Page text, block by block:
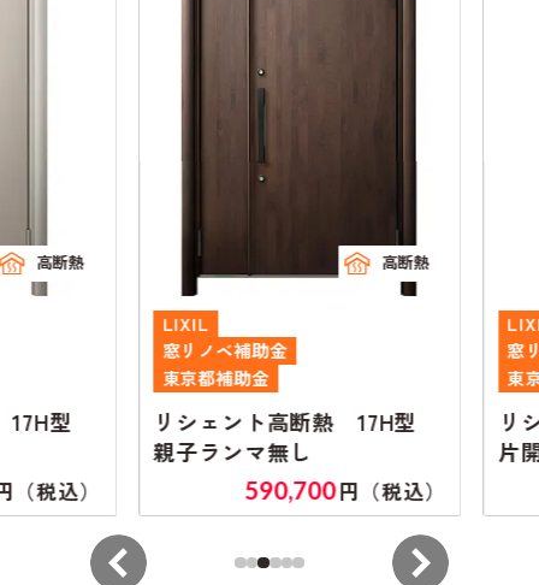
高断熱
型
税込）
高断熱
LIXIL
窓リノベ補助金
東京都補助金
リシェント高断熱 17H型
親子ランマ無し
590,700円（税込）
LIXIL
窓リ
東京
リシ
片開